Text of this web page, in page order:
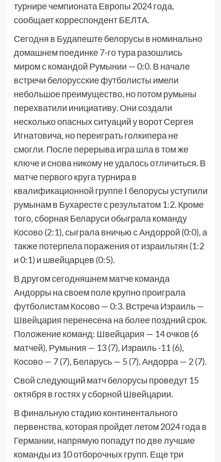
турнире чемпионата Европы 2024 года,
сообщает корреспондент БЕЛТА.
Сегодня в Будапеште белорусы в номинально
домашнем поединке 7-го тура разошлись
миром с командой Румынии — 0:0. В начале
встречи белорусские футболисты имели
небольшое преимущество, но потом румыны
перехватили инициативу. Они создали
несколько опасных ситуаций у ворот Сергея
Игнатовича, но переиграть голкипера не
смогли. После перерыва игра шла в том же
ключе и снова никому не удалось отличиться. В
матче первого круга турнира в
квалификационной группе I белорусы уступили
румынам в Бухаресте с результатом 1:2. Кроме
того, сборная Беларуси обыграла команду
Косово (2:1), сыграла вничью с Андоррой (0:0), а
также потерпела поражения от израильтян (1:2
и 0:1) и швейцарцев (0:5).
В другом сегодняшнем матче команда
Андорры на своем поле крупно проиграла
футболистам Косово — 0:3. Встреча Израиль —
Швейцария перенесена на более поздний срок.
Положение команд: Швейцария — 14 очков (6
матчей), Румыния — 13 (7), Израиль -11 (6),
Косово — 7 (7), Беларусь — 5 (7), Андорра — 2 (7).
Свой следующий матч белорусы проведут 15
октября в гостях у сборной Швейцарии.
В финальную стадию континентального
первенства, которая пройдет летом 2024 года в
Германии, напрямую попадут по две лучшие
команды из 10 отборочных групп. Еще три